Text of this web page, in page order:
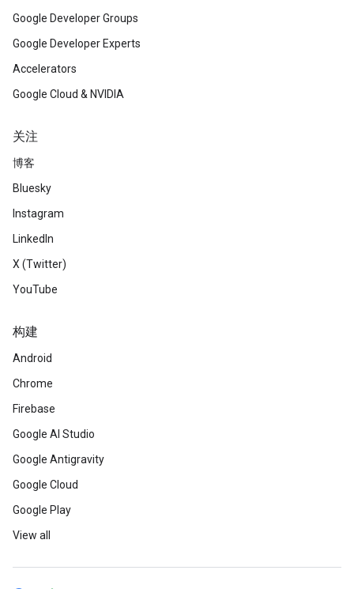
Google Developer Groups
Google Developer Experts
Accelerators
Google Cloud & NVIDIA
关注
博客
Bluesky
Instagram
LinkedIn
X (Twitter)
YouTube
构建
Android
Chrome
Firebase
Google AI Studio
Google Antigravity
Google Cloud
Google Play
View all